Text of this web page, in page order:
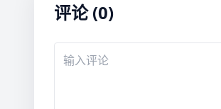
评论 (0)